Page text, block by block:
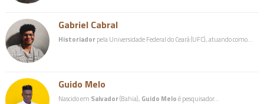
Gabriel Cabral
Historiadorpela Universidade Federal do Ceará (UFC), atuando como…
Guido Melo
Nascido em Salvador(Bahia), Guido Meloé pesquisador…